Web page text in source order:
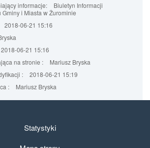
informacje:
Biuletyn Informacji
i Miasta w Żurominie
2018-06-21 15:16
2018-06-21 15:16
na stronie :
Mariusz Bryska
:
2018-06-21 15:19
:
Mariusz Bryska
Statystyki